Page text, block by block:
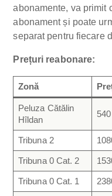
abonamente, va primit
abonament și poate
separat pentru fiecare
Prețuri reabonare:
Zonă
Peluza Cătălin
Hîldan
Tribuna 2
Tribuna 0 Cat. 2
Tribuna 0 Cat. 1